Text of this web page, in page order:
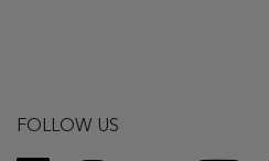
FOLLOW US